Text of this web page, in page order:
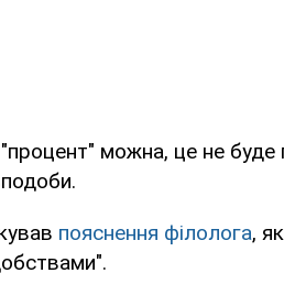
можна, це не
пояснення філолога,